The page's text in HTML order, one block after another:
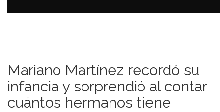
Mariano Martínez recordó su
infancia y sorprendió al contar
cuántos hermanos tiene